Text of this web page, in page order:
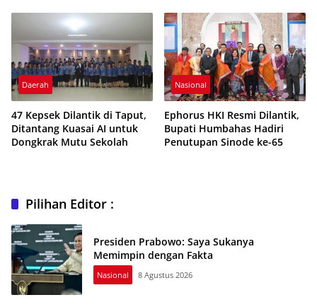
Publik
Daerah
47 Kepsek Dilantik di Taput,
Ditantang Kuasai AI untuk
Dongkrak Mutu Sekolah
Nasional
Ephorus HKI Resmi Dilantik,
Bupati Humbahas Hadiri
Penutupan Sinode ke-65
Pilihan Editor :
Presiden Prabowo: Saya Sukanya
Memimpin dengan Fakta
Nasional 8 Agustus 2026